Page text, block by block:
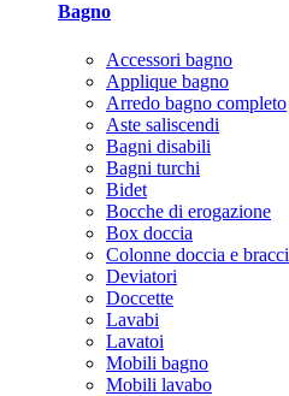
Bagno
Accessori bagno
Applique bagno
Arredo bagno completo
Aste saliscendi
Bagni disabili
Bagni turchi
Bidet
Bocche di erogazione
Box doccia
Colonne doccia e
Deviatori
Doccette
Lavabi
Lavatoi
Mobili bagno
Mobili lavabo